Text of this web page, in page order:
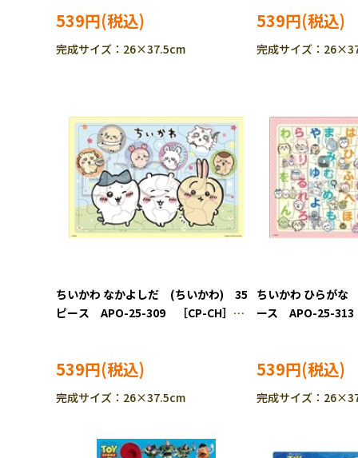
539円
完成サイズ：26×37.5cm
539円
完成サイズ：
ちいかわ なかよしだ (ちいかわ) 35
ピース APO-25-309 ［CP-CH］
539円
完成サイズ：26×37.5cm
ちいかわ ひらが
ース APO-25-313
539円
完成サイズ：